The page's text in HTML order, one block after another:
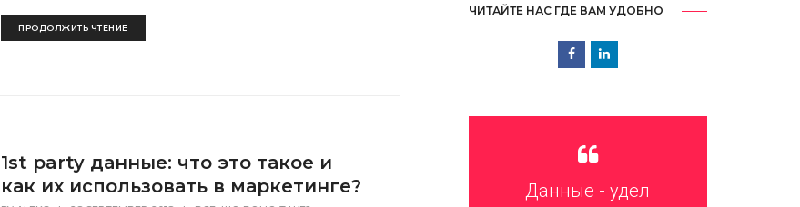
ПРОДОЛЖИТЬ ЧТЕНИЕ
1st party данные: что это такое и
как их использовать в маркетинге?
ЧИТАЙТЕ НАС ГДЕ ВАМ УДОБНО
Данные - удел